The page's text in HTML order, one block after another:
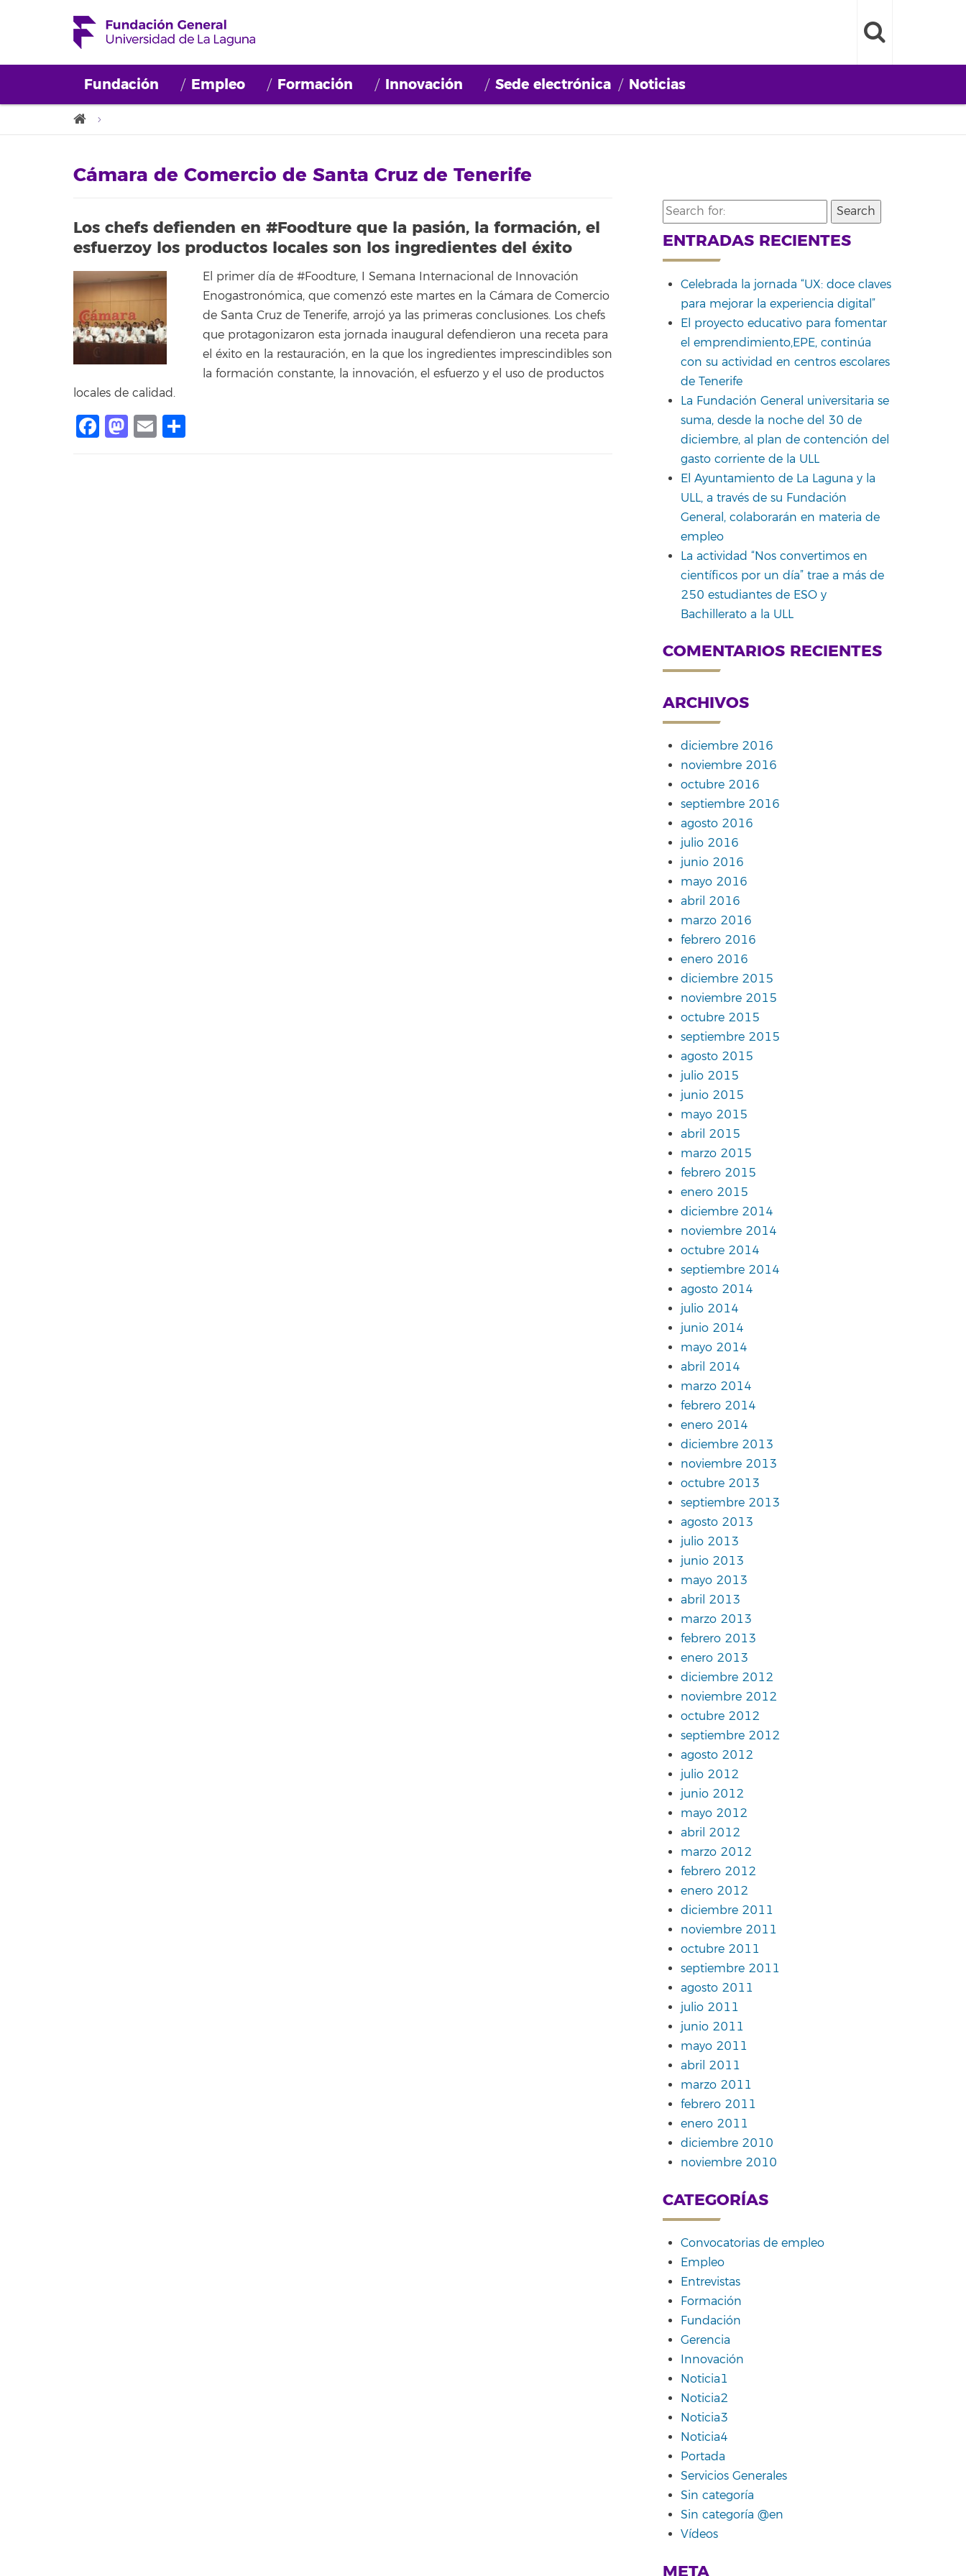
Fundación Empleo Formación Innovación Sede electrónica Noticias
Cámara de Comercio de Santa Cruz de Tenerife
Los chefs defienden en #Foodture que la pasión, la formación, el
esfuerzoy los productos locales son los ingredientes del éxito
El primer día de #Foodture, I Semana Internacional de Innovación
Enogastronómica, que comenzó este martes en la Cámara de Comercio
de Santa Cruz de Tenerife, arrojó ya las primeras conclusiones. Los chefs
que protagonizaron esta jornada inaugural defendieron una receta para
el éxito en la restauración, en la que los ingredientes imprescindibles son
la formación constante, la innovación, el esfuerzo y el uso de productos
locales de calidad.
Facebook
Mastodon
Email
Search
for:
ENTRADAS RECIENTES
Celebrada la jornada “UX: doce claves
para mejorar la experiencia digital”
El proyecto educativo para fomentar
el emprendimiento,EPE, continúa
con su actividad en centros escolares
de Tenerife
La Fundación General universitaria se
suma, desde la noche del 30 de
diciembre, al plan de contención del
gasto corriente de la ULL
El Ayuntamiento de La Laguna y la
ULL, a través de su Fundación
General, colaborarán en materia de
empleo
La actividad “Nos convertimos en
científicos por un día” trae a más de
250 estudiantes de ESO y
Bachillerato a la ULL
COMENTARIOS RECIENTES
ARCHIVOS
diciembre 2016
noviembre 2016
octubre 2016
septiembre 2016
agosto 2016
julio 2016
junio 2016
mayo 2016
abril 2016
marzo 2016
febrero 2016
enero 2016
diciembre 2015
noviembre 2015
octubre 2015
septiembre 2015
agosto 2015
julio 2015
junio 2015
mayo 2015
abril 2015
marzo 2015
febrero 2015
enero 2015
diciembre 2014
noviembre 2014
octubre 2014
septiembre 2014
agosto 2014
julio 2014
junio 2014
mayo 2014
abril 2014
marzo 2014
febrero 2014
enero 2014
diciembre 2013
noviembre 2013
octubre 2013
septiembre 2013
agosto 2013
julio 2013
junio 2013
mayo 2013
abril 2013
marzo 2013
febrero 2013
enero 2013
diciembre 2012
noviembre 2012
octubre 2012
septiembre 2012
agosto 2012
julio 2012
junio 2012
mayo 2012
abril 2012
marzo 2012
febrero 2012
enero 2012
diciembre 2011
noviembre 2011
octubre 2011
septiembre 2011
agosto 2011
julio 2011
junio 2011
mayo 2011
abril 2011
marzo 2011
febrero 2011
enero 2011
diciembre 2010
noviembre 2010
CATEGORÍAS
Convocatorias de empleo
Empleo
Entrevistas
Formación
Fundación
Gerencia
Innovación
Noticia1
Noticia2
Noticia3
Noticia4
Portada
Servicios Generales
Sin categoría
Sin categoría @en
Vídeos
META